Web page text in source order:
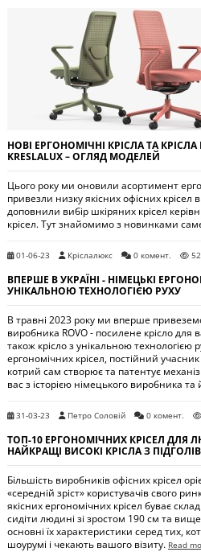
НОВІ ЕРГОНОМІЧНІ КРІСЛА ТА
KRESLALUX – ОГЛЯД МОДЕЛЕЙ
Цього року ми оновили асортимент
привезли низку якісних офісних крісел
доповнили вибір шкіряних крісел
крісел. Тут знайомимо з новинками
01-06-23 Кріслалюкс 0 комент.
ВПЕРШЕ В УКРАЇНІ - НІМЕЦЬКІ
УНІКАЛЬНОЮ ТЕХНОЛОГІЄЮ РУХУ
В травні 2023 року ми вперше
виробника ROVO - посилене крісло для
також крісло з унікальною технологією
ергономічних крісел, постійний учасник
котрий сам створює та патентує
вас з історією німецького виробника та
31-03-23 Петро Соловій 0 комент.
ТОП-10 ЕРГОНОМІЧНИХ КРІСЕЛ ДЛЯ
НАЙКРАЩІ ВИСОКІ КРІСЛА З
Більшість виробників офісних крісел
«середній зріст» користувачів свого
якісних ергономічних крісел буває
сидіти людині зі зростом 190 см та
основні їх характеристики серед тих,
шоурумі і чекають вашого візиту. Read